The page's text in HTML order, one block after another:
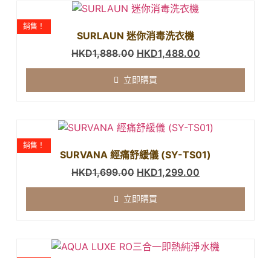
SURLAUN 迷你消毒洗衣機
銷售！
HKD1,888.00 HKD1,488.00
立即購買
SURVANA 經痛舒緩儀 (SY-TS01)
銷售！
HKD1,699.00 HKD1,299.00
立即購買